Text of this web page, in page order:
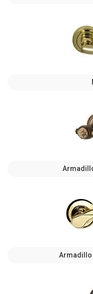
Armadillo